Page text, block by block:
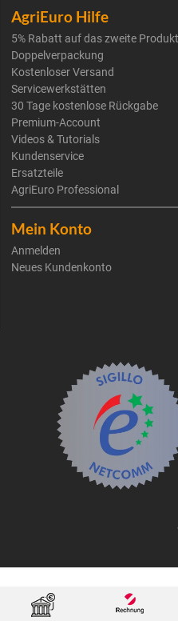
AgriEuro Hilfe
5% Rabatt auf das zweite Produkt
Doppelverpackung
Kostenloser Versand
Servicewerkstätten
30 Tage kostenlose Rückgabe
Premium-Account
Videos & Tutorials
Kundenservice
Ersatzteile
AgriEuro Professional
Mein Konto
Anmelden
Neues Kundenkonto